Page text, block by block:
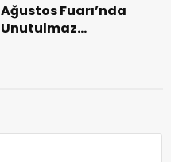
Ağustos Fuarı’nda
Unutulmaz